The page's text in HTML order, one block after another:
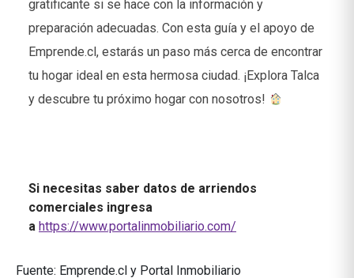
gratificante si se hace con la información y
preparación adecuadas. Con esta guía y el apoyo de
Emprende.cl, estarás un paso más cerca de encontrar
tu hogar ideal en esta hermosa ciudad. ¡Explora Talca
y descubre tu próximo hogar con nosotros!
Si necesitas saber datos de arriendos
comerciales ingresa
a https://www.portalinmobiliario.com/
Fuente: Emprende.cl y Portal Inmobiliario